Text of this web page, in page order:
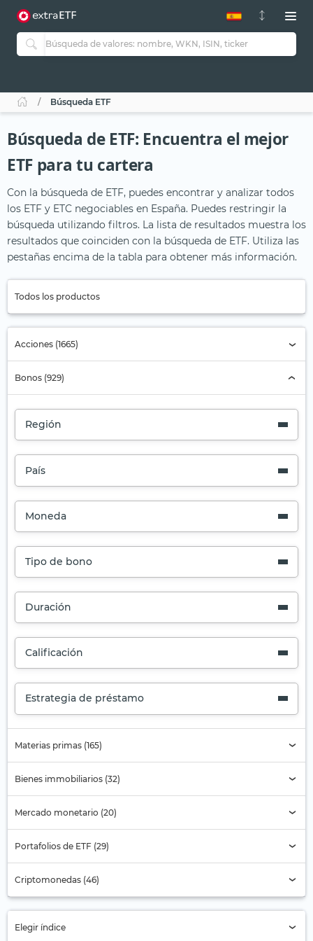
Búsqueda ETF
Búsqueda de ETF: Encuentra el mejor
ETF para tu cartera
Con la búsqueda de ETF, puedes encontrar y analizar todos
los ETF y ETC negociables en España. Puedes restringir la
búsqueda utilizando filtros. La lista de resultados muestra los
resultados que coinciden con la búsqueda de ETF. Utiliza las
pestañas encima de la tabla para obtener más información.
Todos los productos
Acciones (1665)
Bonos (929)
Región
País
Moneda
Tipo de bono
Duración
Calificación
Estrategia de préstamo
Materias primas (165)
Bienes immobiliarios (32)
Mercado monetario (20)
Portafolios de ETF (29)
Criptomonedas (46)
Elegir índice